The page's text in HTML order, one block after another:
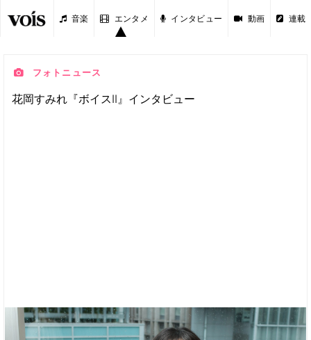
音楽 エンタメ インタビュー 動画 連載
フォトニュース
花岡すみれ『ボイスII』インタビュー